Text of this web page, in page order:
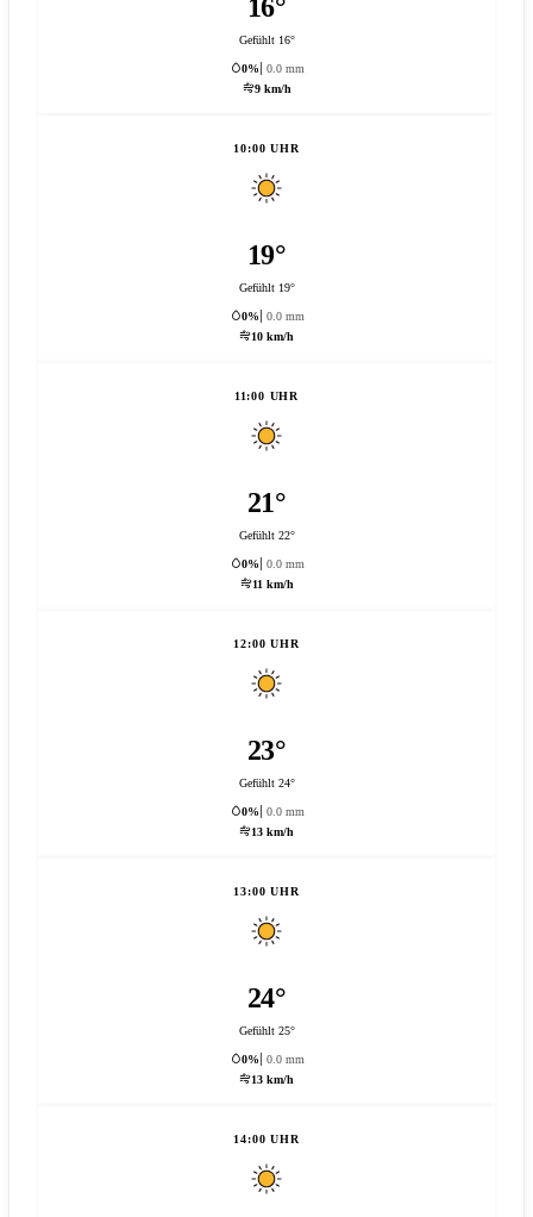
16°
Gefühlt 16°
0%
0.0 mm
9 km/h
10:00 UHR
19°
Gefühlt 19°
0%
0.0 mm
10 km/h
11:00 UHR
21°
Gefühlt 22°
0%
0.0 mm
11 km/h
12:00 UHR
23°
Gefühlt 24°
0%
0.0 mm
13 km/h
13:00 UHR
24°
Gefühlt 25°
0%
0.0 mm
13 km/h
14:00 UHR